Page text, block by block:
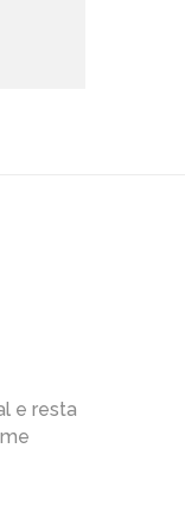
e resta